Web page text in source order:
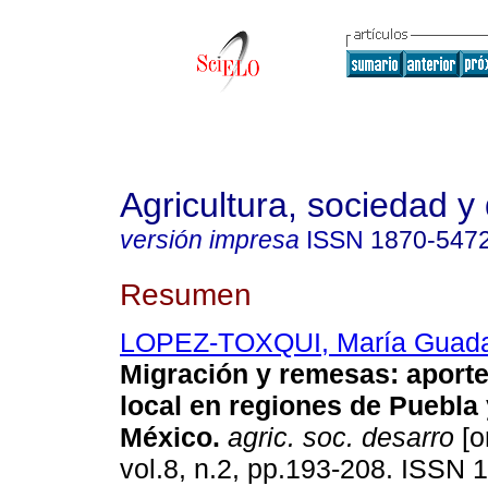
Agricultura, sociedad y
versión impresa ISSN 1870-
Resumen
LOPEZ-TOXQUI, María
Migración y remesas:
local en regiones de Puebla
México. agric. soc. desarro
vol.8, n.2, pp.193-208. ISSN